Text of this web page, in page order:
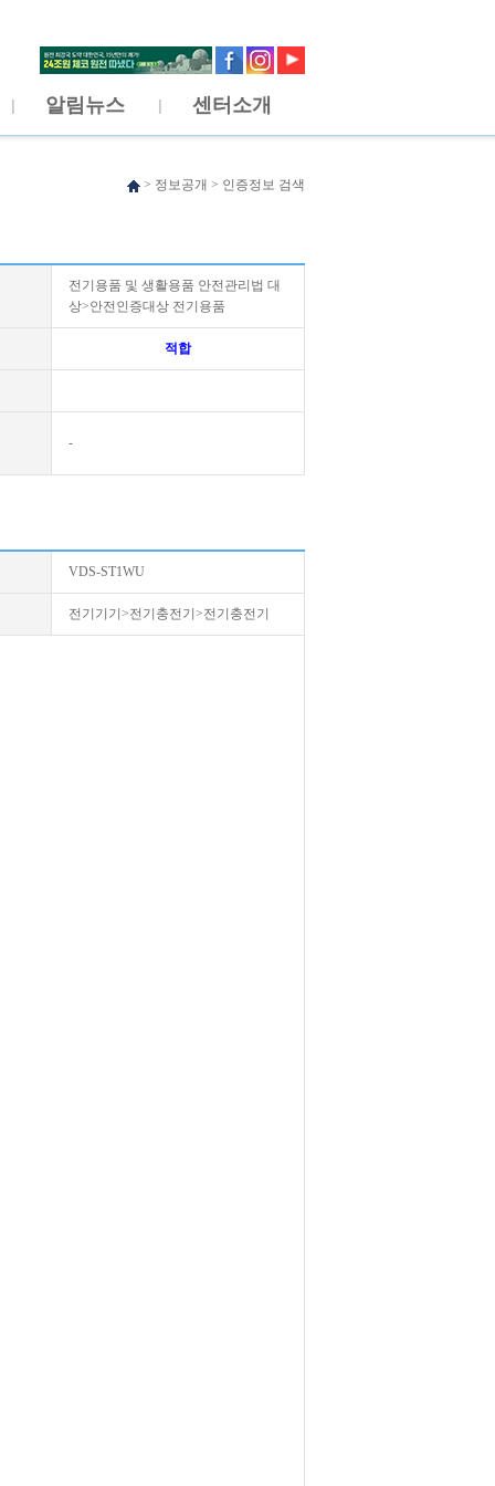
알림뉴스 센터소개
> 정보공개 > 인증정보 검색
전기용품 및 생활용품 안전관리법 대
상>안전인증대상 전기용품
적합
-
VDS-ST1WU
전기기기>전기충전기>전기충전기